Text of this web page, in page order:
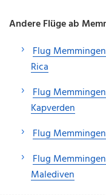
Andere Flüge ab
Flug
Rica
Flug
Kapverden
Flug
Flug
Malediven